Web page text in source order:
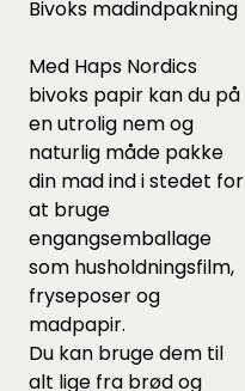
Bivoks madindpakning
Med Haps Nordics
bivoks papir kan du på
en utrolig nem og
naturlig måde pakke
din mad ind i stedet for
at bruge
engangsemballage
som husholdningsfilm,
fryseposer og
madpapir.
Du kan bruge dem til
alt lige fra brød og